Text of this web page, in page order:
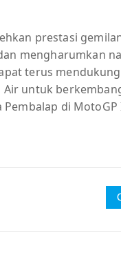
prestasi
mengharumkan
terus
untuk
di MotoGP